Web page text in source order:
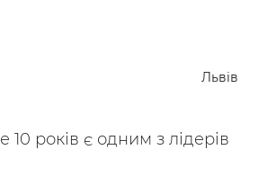
Львів
років є одним з лідерів